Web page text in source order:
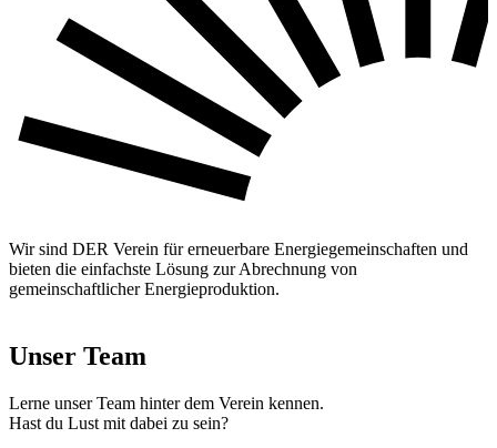
Wir sind DER Verein für erneuerbare Energiegemeinschaften und
bieten die einfachste Lösung zur Abrechnung von
gemeinschaftlicher Energieproduktion.
Unser Team
Lerne unser Team hinter dem Verein kennen.
Hast du Lust mit dabei zu sein?